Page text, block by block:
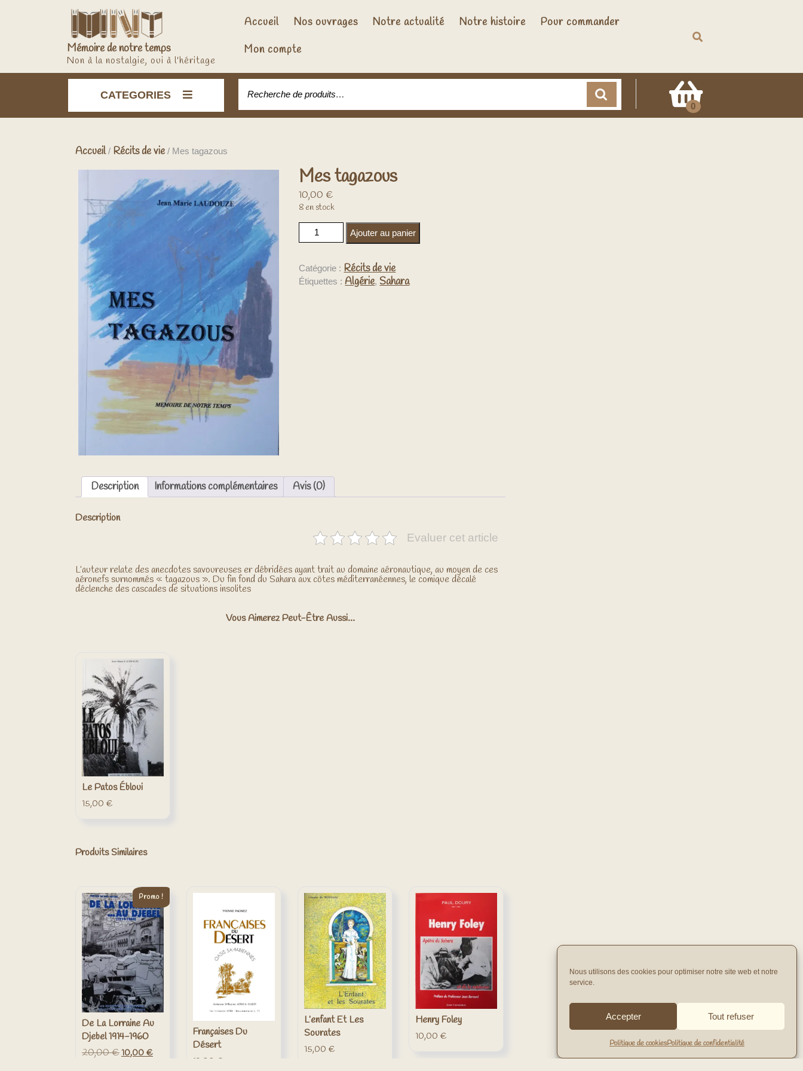
Nous utilisons des cookies pour optimiser notre site web et notre
service.
Accepter Tout refuser
Politique de cookiesPolitique de confidentialité
Mémoire de notre temps
Non à la nostalgie, oui à l'héritage
Accueil Nos ouvrages Notre actualité Notre histoire
Pour commander
Mon compte
CATEGORIES
0
Accueil/ Récits de vie/ Mes tagazous
Mes tagazous
10,00 €
8 en stock
quantité de Mes tagazous
Ajouter au panier
Catégorie : Récits de vie
Étiquettes :Algérie, Sahara
Description Informations complémentaires Avis (0)
Description
Evaluer cet article
L’auteur relate des anecdotes savoureuses er débridées ayant trait au domaine aéronautique, au moyen de ces
aéronefs surnommés « tagazous ». Du fin fond du Sahara aux côtes méditerranéennes, le comique décalé
déclenche des cascades de situations insolites
Vous Aimerez Peut-Être Aussi…
Le Patos Ébloui
15,00 €
Produits Similaires
Promo !
De La Lorraine Au
Djebel 1914-1960
20,00€Le
10,00€Le
Françaises Du
Désert
12,00 €
L’enfant Et Les
Sourates
15,00 €
Henry Foley
10,00 €